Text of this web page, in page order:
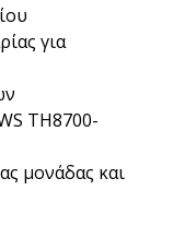
για
TH8700-
μονάδας και